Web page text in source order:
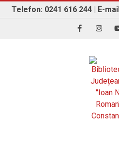
SkipTelefon: 0241 616 244 | E-